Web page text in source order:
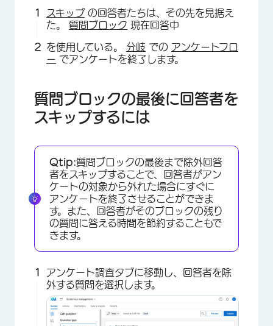
×
スキップ の回答者たちは、その先を見据え
た。 質問ブロック 現在回答中
を使用している。 分岐 での アンケートフロ
ー でアンケートを終了します。
質問ブロックの最後に回答者を
スキップするには
Qtip:質問ブロックの最後まで除外回答
者をスキップすることで、回答者がアン
ケートの対象から外れた場合にすぐに
アンケートを終了させることができま
す。また、回答者がそのブロックの残り
の質問に答える時間を節約することもで
きます。
アンケート調査タブに移動し、回答者を除
外する質問を選択します。